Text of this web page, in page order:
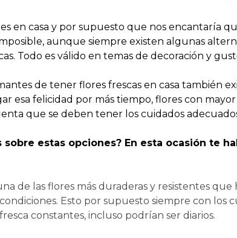
en casa y por supuesto que nos encantaría
aunque siempre existen algunas
Todo es válido en temas de decoración y
de tener flores frescas en casa también
esa felicidad por más tiempo, flores con
que se deben tener los cuidados
sobre estas opciones? En esta ocasión te
de las flores más duraderas y resistentes
Esto por supuesto siempre con los
constantes, incluso podrían ser diarios.